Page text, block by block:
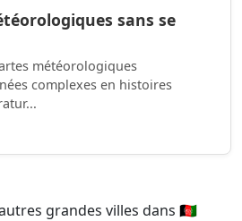
sans se
complexes en histoires
grandes villes dans 🇦🇫